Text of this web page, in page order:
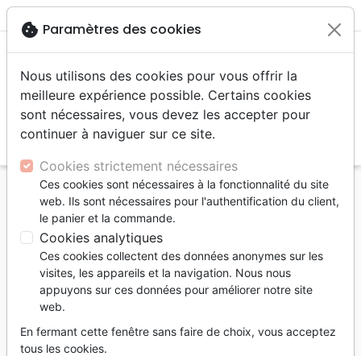
menu
Accueil Livres Fêtes chrétiennes
Livres de Noël
Gué et autres récits de Noël (Le) - Contes
Le gué et autres récits de Noël
Contes
Auteur :Jean-Daniel Rousseil
Référence PRET0001
9782940565405
EditeurÉditions Prétexte
cookie Paramètres des cookies
Nous utilisons des cookies pour vous offrir la
meilleure expérience possible. Certains cookies
sont nécessaires, vous devez les accepter pour
continuer à naviguer sur ce site.
Cookies strictement nécessaires
Ces cookies sont nécessaires à la fonctionnalité du site
web. Ils sont nécessaires pour l'authentification du client,
le panier et la commande.
Cookies analytiques
Ces cookies collectent des données anonymes sur les
visites, les appareils et la navigation. Nous nous
appuyons sur ces données pour améliorer notre site
web.
En fermant cette fenêtre sans faire de choix, vous acceptez
tous les cookies.